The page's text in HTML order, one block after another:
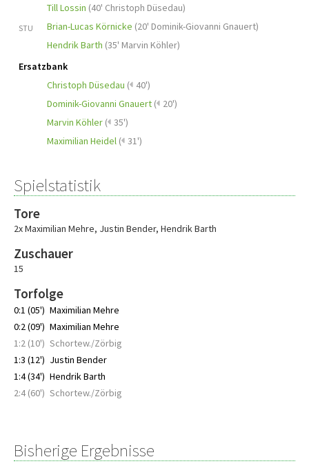
Till Lossin (40' Christoph Düsedau)
STU Brian-Lucas Körnicke (20' Dominik-Giovanni Gnauert)
Hendrik Barth (35' Marvin Köhler)
Ersatzbank
Christoph Düsedau ( 40')
Dominik-Giovanni Gnauert ( 20')
Marvin Köhler ( 35')
Maximilian Heidel ( 31')
Spielstatistik
Tore
2x Maximilian Mehre, Justin Bender, Hendrik Barth
Zuschauer
15
Torfolge
0:1 (05') Maximilian Mehre
0:2 (09') Maximilian Mehre
1:2 (10') Schortew./Zörbig
1:3 (12') Justin Bender
1:4 (34') Hendrik Barth
2:4 (60') Schortew./Zörbig
Bisherige Ergebnisse